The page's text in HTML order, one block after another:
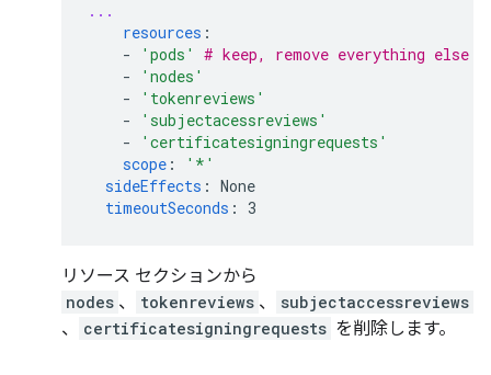
...
resources :
-
'pods'
# keep, remove everything else
-
'nodes'
-
'tokenreviews'
-
'subjectacessreviews'
-
'certificatesigningrequests'
scope :
'*'
sideEffects : None
timeoutSeconds : 3
リソース セクションから
nodes 、 tokenreviews 、
subjectaccessreviews
、
certificatesigningrequests を削除します。